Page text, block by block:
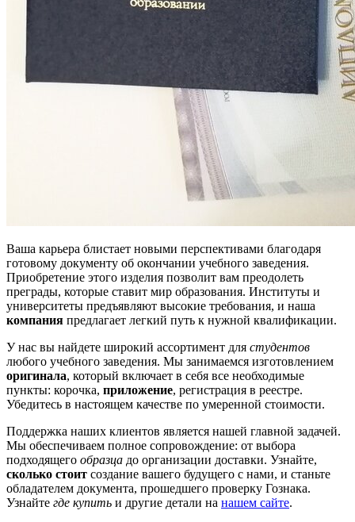
Ваша карьера блистает новыми перспективами благодаря
готовому документу об окончании учебного заведения.
Приобретение этого изделия позволит вам преодолеть
преграды, которые ставит мир образования. Институты и
университеты предъявляют высокие требования, и наша
компания предлагает легкий путь к нужной квалификации.
У нас вы найдете широкий ассортимент для студентов
любого учебного заведения. Мы занимаемся изготовлением
оригинала, который включает в себя все необходимые
пункты: корочка, приложение, регистрация в реестре.
Убедитесь в настоящем качестве по умеренной стоимости.
Поддержка наших клиентов является нашей главной задачей.
Мы обеспечиваем полное сопровождение: от выбора
подходящего образца до организации доставки. Узнайте,
сколько стоит создание вашего будущего с нами, и станьте
обладателем документа, прошедшего проверку Гознака.
Узнайте где купить и другие детали на нашем сайте.